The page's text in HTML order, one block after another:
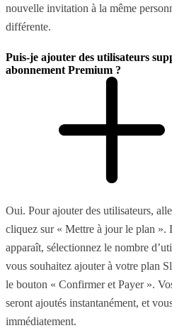
nouvelle invitation à la même
différente.
Puis-je ajouter des utilisateurs
abonnement Premium ?
Oui. Pour ajouter des utilisateurs,
cliquez sur « Mettre à jour le plan ».
apparaît, sélectionnez le nombre
vous souhaitez ajouter à votre plan
le bouton « Confirmer et Payer ».
seront ajoutés instantanément, et
immédiatement.